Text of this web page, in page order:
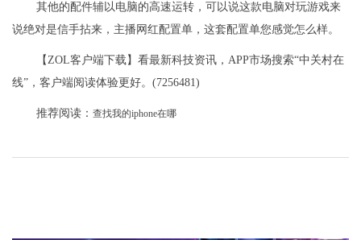
其他的配件辅以电脑的高速运转，可以说这款电脑对玩游戏来
说绝对是信手拈来，主播网红配置单，这套配置单您感觉怎么样。
【ZOL客户端下载】看最新科技资讯，APP市场搜索“中关村在
线”，客户端阅读体验更好。(7256481)
推荐阅读： 查找我的iphone在哪